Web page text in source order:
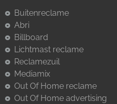
Buitenreclame
Abri
Billboard
Lichtmast reclame
Reclamezuil
Mediamix
Out Of Home reclame
Out Of Home advertising